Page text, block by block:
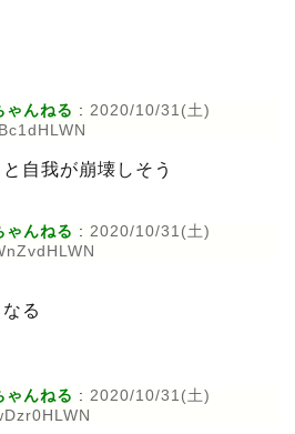
ゃんねる : 2020/10/31(土)
自我が崩壊しそう
ゃんねる : 2020/10/31(土)
る
ゃんねる : 2020/10/31(土)